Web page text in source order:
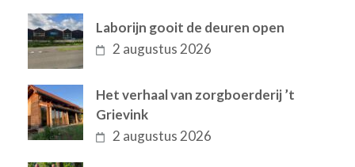
Laborijn gooit de deuren open
2 augustus 2026
Het verhaal van zorgboerderij ’t
Grievink
2 augustus 2026